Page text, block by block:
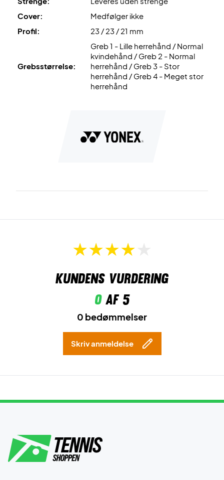
Ekspertrådgivning:
Til denne ketcher anbefaler vi en
opstrengning med Wilson Revolve og 24 kg.
Cover:
Medfølger ikke
Profil:
23 / 23 / 21 mm
Grebsstørrelse:
Greb 1 - Lille herrehånd / Normal
kvindehånd / Greb 2 - Normal
herrehånd / Greb 3 - Stor
herrehånd / Greb 4 - Meget stor
herrehånd
Kundens vurdering
0af 5
0 bedømmelser
Skriv anmeldelse